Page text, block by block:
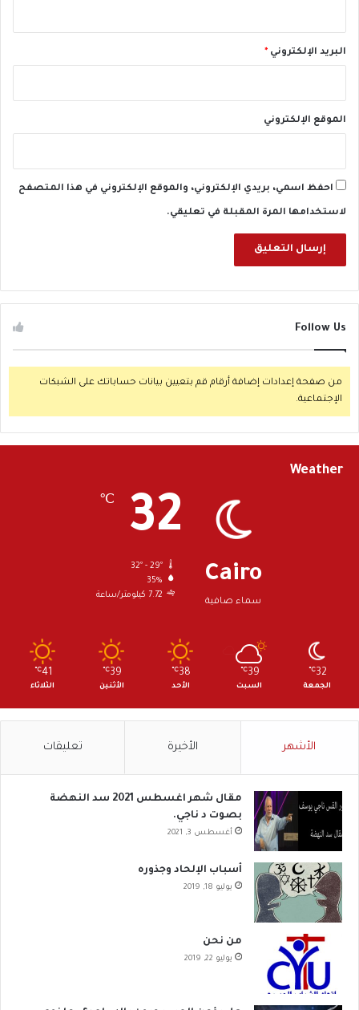
ض
س
ت
ق
ا
ر
البريد الإلكتروني *
الموقع الإلكتروني
احفظ اسمي، بريدي الإلكتروني، والموقع الإلكتروني في هذا المتصفح
لاستخدامها المرة المقبلة في تعليقي.
Follow Us
من صفحة إعدادات إضافة أرقام قم بتعيين بيانات حساباتك على الشبكات
الإجتماعية.
Weather
Cairo
سماء صافية
32
℃
32º - 29º
35%
7.72 كيلومتر/ساعة
32
℃
الجمعة
39
℃
السبت
38
℃
الأحد
39
℃
الأثنين
41
℃
الثلاثاء
الأشهر الأخيرة تعليقات
مقال شهر اغسطس 2021 سد النهضة
بصوت د ناجي.
أغسطس 3, 2021
أسباب الإلحاد وجذوره
يوليو 18, 2019
من نحن
يوليو 22, 2019